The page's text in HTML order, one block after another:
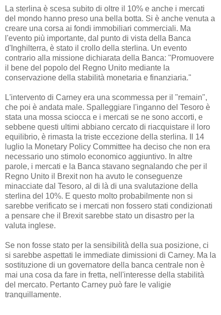
La sterlina è scesa subito di oltre il 10% e anche i mercati
del mondo hanno preso una bella botta. Si è anche venuta a
creare una corsa ai fondi immobiliari commerciali. Ma
l'evento più importante, dal punto di vista della Banca
d'Inghilterra, è stato il crollo della sterlina. Un evento
contrario alla missione dichiarata della Banca: "Promuovere
il bene del popolo del Regno Unito mediante la
conservazione della stabilità monetaria e finanziaria."
L'intervento di Carney era una scommessa per il "remain",
che poi è andata male. Spalleggiare l'inganno del Tesoro è
stata una mossa sciocca e i mercati se ne sono accorti, e
sebbene questi ultimi abbiano cercato di riacquistare il loro
equilibrio, è rimasta la triste eccezione della sterlina. Il 14
luglio la Monetary Policy Committee ha deciso che non era
necessario uno stimolo economico aggiuntivo. In altre
parole, i mercati e la Banca stavano segnalando che per il
Regno Unito il Brexit non ha avuto le conseguenze
minacciate dal Tesoro, al di là di una svalutazione della
sterlina del 10%. E questo molto probabilmente non si
sarebbe verificato se i mercati non fossero stati condizionati
a pensare che il Brexit sarebbe stato un disastro per la
valuta inglese.
Se non fosse stato per la sensibilità della sua posizione, ci
si sarebbe aspettati le immediate dimissioni di Carney. Ma la
sostituzione di un governatore della banca centrale non è
mai una cosa da fare in fretta, nell'interesse della stabilità
del mercato. Pertanto Carney può fare le valigie
tranquillamente.